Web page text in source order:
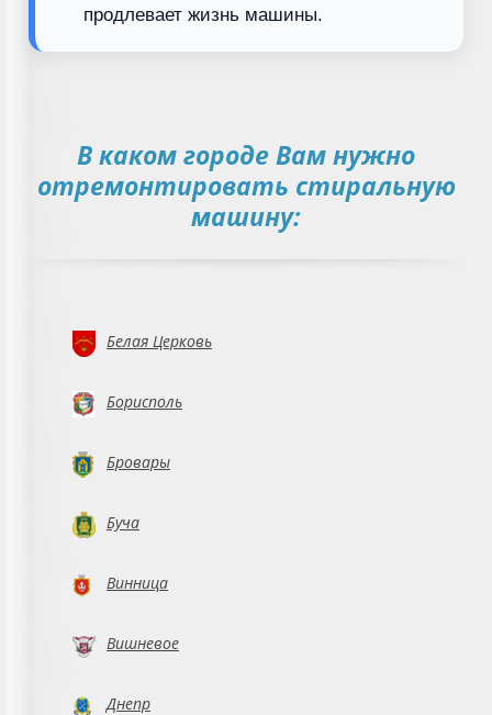
продлевает жизнь машины.
В каком городе Вам нужно
отремонтировать стиральную
машину:
Белая Церковь
Борисполь
Бровары
Буча
Винница
Вишневое
Днепр